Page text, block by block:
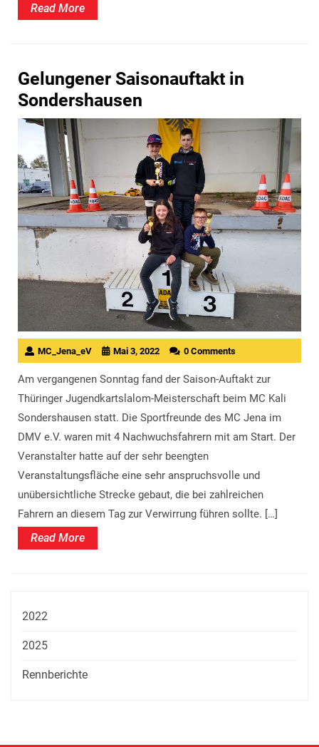
Read MoreRead
Gelungener Saisonauftakt in
Sondershausen
MC_Jena_eV Mai 3, 2022 0 Comments
Am vergangenen Sonntag fand der Saison-Auftakt zur
Thüringer Jugendkartslalom-Meisterschaft beim MC Kali
Sondershausen statt. Die Sportfreunde des MC Jena im
DMV e.V. waren mit 4 Nachwuchsfahrern mit am Start. Der
Veranstalter hatte auf der sehr beengten
Veranstaltungsfläche eine sehr anspruchsvolle und
unübersichtliche Strecke gebaut, die bei zahlreichen
Fahrern an diesem Tag zur Verwirrung führen sollte. […]
Read MoreRead
More
2022
2025
Rennberichte